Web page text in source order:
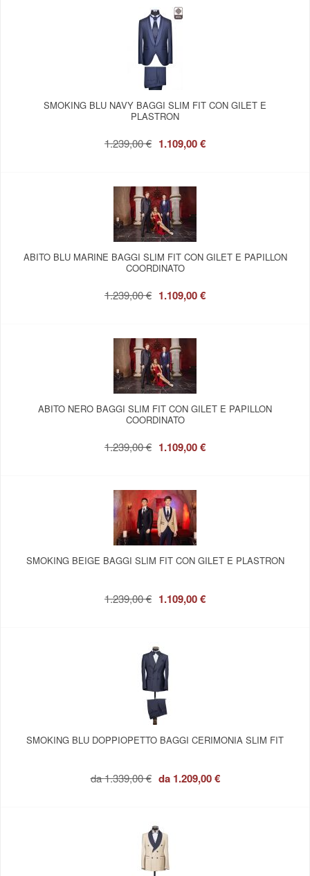
SMOKING BLU NAVY BAGGI SLIM FIT CON GILET E
PLASTRON
1.239,00 € 1.109,00 €
ABITO BLU MARINE BAGGI SLIM FIT CON GILET E PAPILLON
COORDINATO
1.239,00 € 1.109,00 €
ABITO NERO BAGGI SLIM FIT CON GILET E PAPILLON
COORDINATO
1.239,00 € 1.109,00 €
SMOKING BEIGE BAGGI SLIM FIT CON GILET E PLASTRON
1.239,00 € 1.109,00 €
SMOKING BLU DOPPIOPETTO BAGGI CERIMONIA SLIM FIT
da1.339,00 € da 1.209,00 €